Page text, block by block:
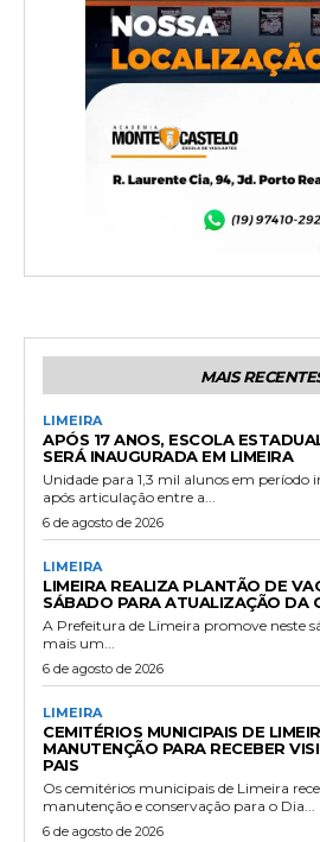
MAIS
LIMEIRA
APÓS 17 ANOS, ESCOLA
SERÁ INAUGURADA EM LIMEIRA
Unidade para 1,3 mil alunos em período
após articulação entre a...
6 de agosto de 2026
LIMEIRA
LIMEIRA REALIZA PLANTÃO DE
SÁBADO PARA ATUALIZAÇÃO DA
A Prefeitura de Limeira promove neste
mais um...
6 de agosto de 2026
LIMEIRA
CEMITÉRIOS MUNICIPAIS DE
MANUTENÇÃO PARA RECEBER
PAIS
Os cemitérios municipais de Limeira
manutenção e conservação para o Dia...
6 de agosto de 2026